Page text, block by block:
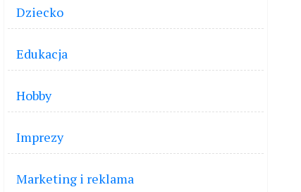
Dziecko
Edukacja
Hobby
Imprezy
Marketing i reklama